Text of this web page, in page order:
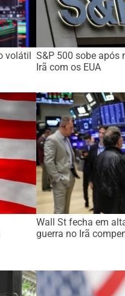
volátil
S&P 500 sobe após
Irã com os EUA
Wall St fecha em
guerra no Irã